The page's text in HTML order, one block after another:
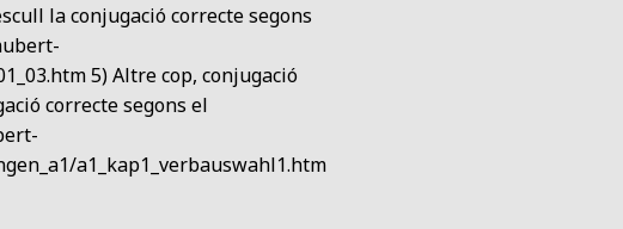
la conjugació correcte segons
5) Altre cop, conjugació
correcte segons el
a1_kap1_verbauswahl1.htm